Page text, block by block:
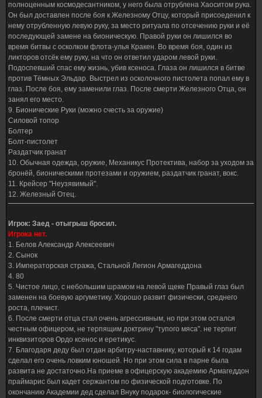
полноценным космодесантником, у него была отрублена Хаоситом рука.
Он был доставлен после боя к Железному Отцу, который присоеденил к
нему отрубленную левую руку, за место ритуала по отсечению руки и её
последующей замене на бионическую. Правой руки он лишился во
время битвы с осколком флота-улья Кракен. Во время боя, один из
ликторов отсёк ему руку, на что он ответил ударом левой руки.
Подоспевший спас ему жизнь, убив ксеноса. Глаза он лишился в битве
против Тёмных Эльдар. Выстрел из осколочного пистолета попал ему в
глаз. После боя, ему заменили глаз. После смерти Железного Отца, он
занял его место.
9. Бионические Руки (можно счесть за оружие)
Силовой топор
Болтер
Болт-пистолет
Раздатчик гранат
10. Обычная одежда, оружие, Механикус Протектива, набор за уходом за
бронёй, бионическими протезами и оружием, раздатчик гранат, вокс.
11. Крейсер "Неузявимый".
12. Железный Отец.
Игрок: Заед - отыгрыш бросил.
Игрока нет.
1. Белов Александр Алексеевич
2. Сынок
3. Императорская стража, Стальной Легион Армагеддона
4. 80
5. Чистое лицо, с небольшим шрамом на левой щеке Правый глаз был
заменен на боевую аргуметику. Хорошо развит физически, среднего
роста, плечист.
6. После смерти отца стал очень агрессивным, но при этом остался
честным офицером, не терпящим доктрину "тупого мяса". не терпит
инквизиторов Ордо ксенос и еретикус.
7. Благодаря деду был отдан арбитру-наставнику, который к 14 годам
сделал его очень ловким юношей. Но при этом сила в парне была
развита не достаточно.На приеме в офицерскую академию Армагеддон
праймарис был кадет сержантом по физической подготовке. По
окончанию Академии дед сделал Внуку подарок- биологические